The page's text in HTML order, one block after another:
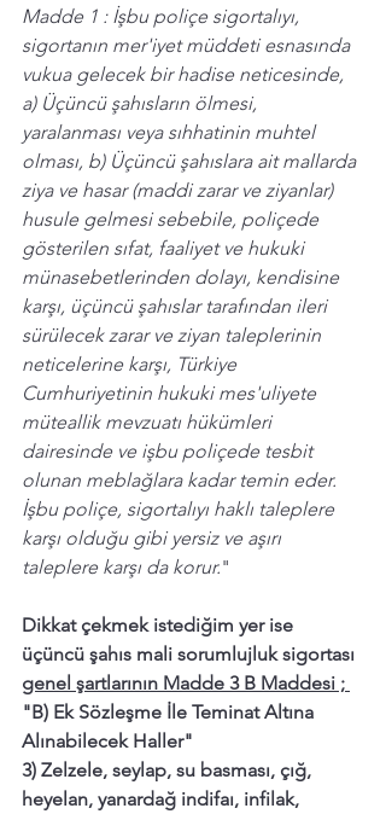
Madde 1 : İşbu poliçe sigortalıyı,
sigortanın mer'iyet müddeti esnasında
vukua gelecek bir hadise neticesinde,
a) Üçüncü şahısların ölmesi,
yaralanması veya sıhhatinin muhtel
olması, b) Üçüncü şahıslara ait mallarda
ziya ve hasar (maddi zarar ve ziyanlar)
husule gelmesi sebebile, poliçede
gösterilen sıfat, faaliyet ve hukuki
münasebetlerinden dolayı, kendisine
karşı, üçüncü şahıslar tarafından ileri
sürülecek zarar ve ziyan taleplerinin
neticelerine karşı, Türkiye
Cumhuriyetinin hukuki mes'uliyete
müteallik mevzuatı hükümleri
dairesinde ve işbu poliçede tesbit
olunan meblağlara kadar temin eder.
İşbu poliçe, sigortalıyı haklı taleplere
karşı olduğu gibi yersiz ve aşırı
taleplere karşı da korur."
Dikkat çekmek istediğim yer ise
üçüncü şahıs mali sorumlujluk sigortası
genel şartlarının Madde 3 B Maddesi ;
"B) Ek Sözleşme İle Teminat Altına
Alınabilecek Haller"
3) Zelzele, seylap, su basması, çığ,
heyelan, yanardağ indifaı, infilak,